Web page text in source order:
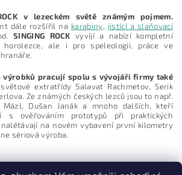
v lezeckém světě známým pojmem.
dále rozšířil na karabiny, jistící a slaňovací
SINGING ROCK vyvíjí a nabízí kompletní
horolezce, ale i pro speleologii, práce ve
výrobků pracují spolu s vývojáři firmy také
světové extratřídy Salavat Rachmetov, Serik
Ze známých českých lezců jsou to např.
Mázl, Dušan Janák a mnoho dalších, kteří
s ověřováním prototypů při praktických
nalétávají na novém vybavení první kilometry
sériová výroba.